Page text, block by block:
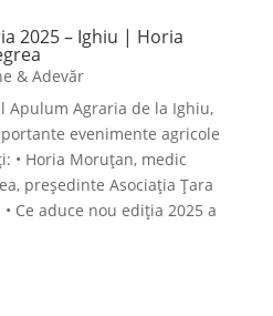
2025 – Ighiu | Horia
& Adevăr
Apulum Agraria de la Ighiu,
evenimente agricole
• Horia Moruțan, medic
președinte Asociația Țara
Ce aduce nou ediția 2025 a